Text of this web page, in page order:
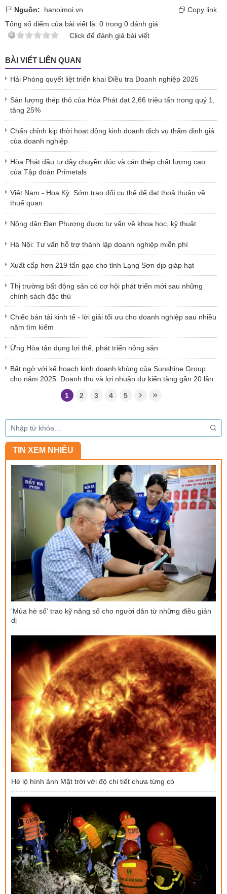
Nguồn: hanoimoi.vn
Copy link
Tổng số điểm của bài viết là: 0 trong 0 đánh giá
Click để đánh giá bài viết
BÀI VIẾT LIÊN QUAN
Hải Phòng quyết liệt triển khai Điều tra Doanh nghiệp 2025
Sản lượng thép thô của Hòa Phát đạt 2,66 triệu tấn trong quý 1,
tăng 25%
Chấn chỉnh kịp thời hoạt động kinh doanh dịch vụ thẩm định giá
của doanh nghiệp
Hòa Phát đầu tư dây chuyền đúc và cán thép chất lượng cao
của Tập đoàn Primetals
Việt Nam - Hoa Kỳ: Sớm trao đổi cụ thể để đạt thoả thuận về
thuế quan
Nông dân Đan Phượng được tư vấn về khoa học, kỹ thuật
Hà Nội: Tư vấn hỗ trợ thành lập doanh nghiệp miễn phí
Xuất cấp hơn 219 tấn gạo cho tỉnh Lạng Sơn dịp giáp hạt
Thị trường bất động sản có cơ hội phát triển mới sau những
chính sách đặc thù
Chiếc bán tải kinh tế - lời giải tối ưu cho doanh nghiệp sau nhiều
năm tìm kiếm
Ứng Hòa tận dụng lợi thế, phát triển nông sản
Bất ngờ với kế hoạch kinh doanh khủng của Sunshine Group
cho năm 2025: Doanh thu và lợi nhuận dự kiến tăng gần 20 lần
1 2 3 4 5
TIN XEM NHIỀU
'Mùa hè số' trao kỹ năng số cho người dân từ những điều giản
dị
Hé lộ hình ảnh Mặt trời với độ chi tiết chưa từng có